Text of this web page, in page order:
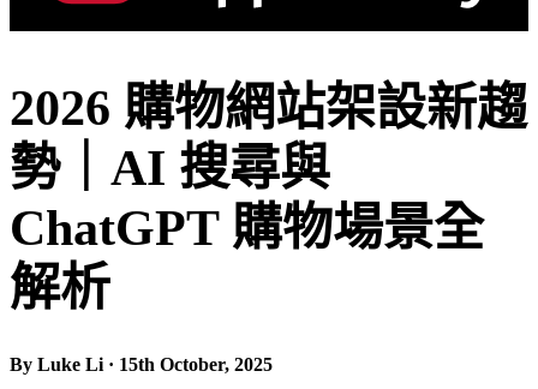
2026 購物網站架設新趨
勢｜AI 搜尋與
ChatGPT 購物場景全
解析
By Luke Li · 15th October, 2025